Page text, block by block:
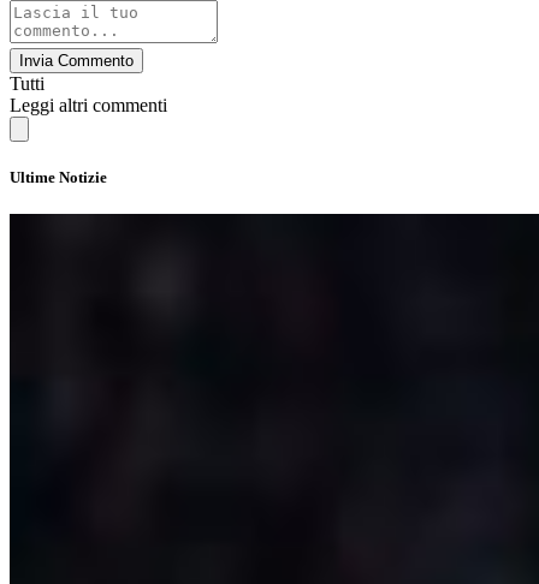
Invia Commento
Tutti
Leggi altri commenti
Ultime Notizie